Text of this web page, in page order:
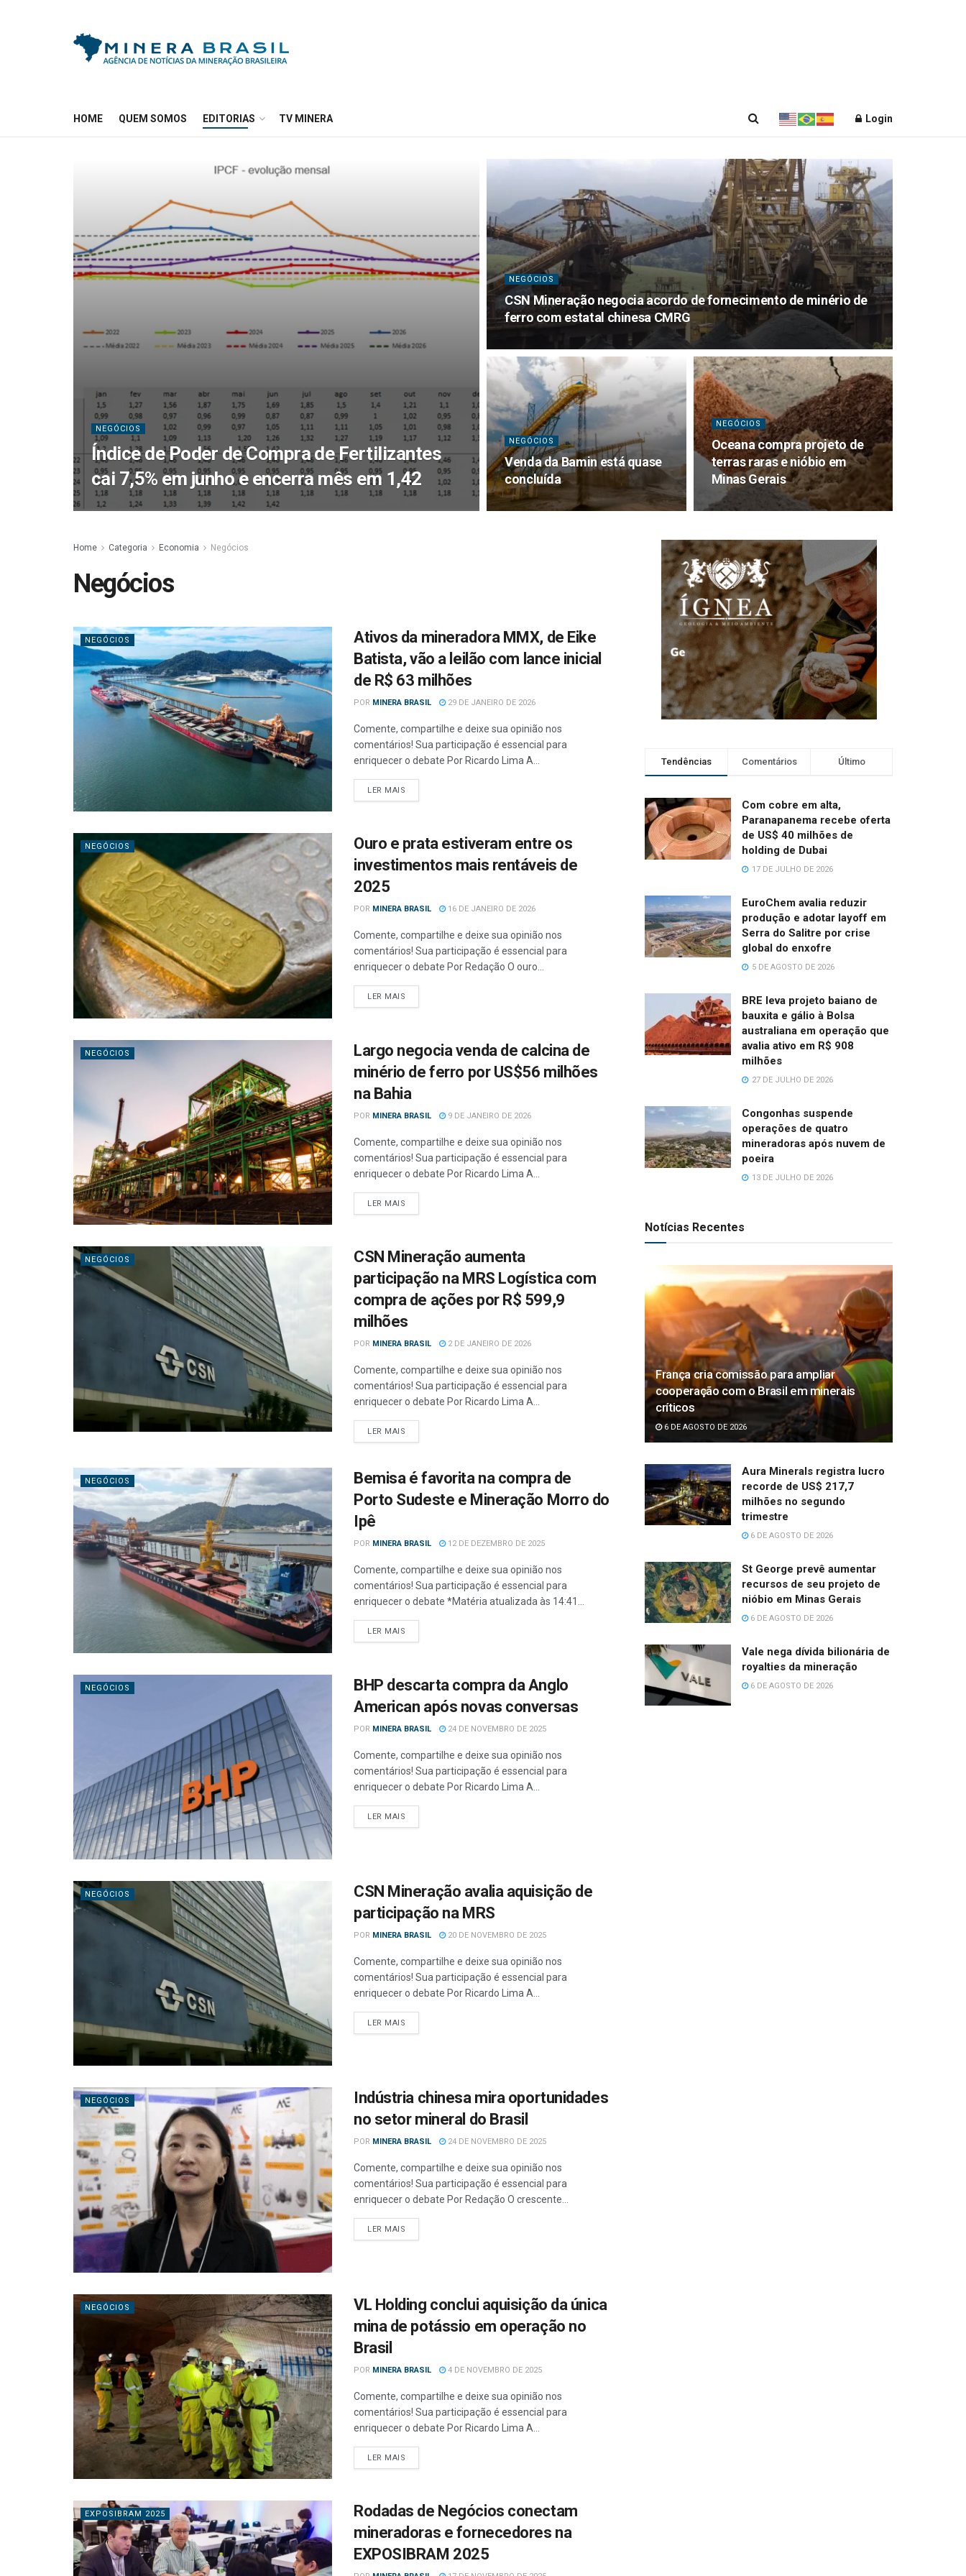
HOME QUEM SOMOS EDITORIAS TV MINERA Login
NEGÓCIOS
Índice de Poder de Compra de Fertilizantes
cai 7,5% em junho e encerra mês em 1,42
NEGÓCIOS
CSN Mineração negocia acordo de fornecimento de minério de
ferro com estatal chinesa CMRG
NEGÓCIOS
Venda da Bamin está quase
concluída
NEGÓCIOS
Oceana compra projeto de
terras raras e nióbio em
Minas Gerais
Home Categoria Economia Negócios
Negócios
NEGÓCIOS
Ativos da mineradora MMX, de Eike
Batista, vão a leilão com lance inicial
de R$ 63 milhões
POR MINERA BRASIL 29 DE JANEIRO DE 2026
Comente, compartilhe e deixe sua opinião nos
comentários! Sua participação é essencial para
enriquecer o debate Por Ricardo Lima A...
LER MAIS
NEGÓCIOS
Ouro e prata estiveram entre os
investimentos mais rentáveis de
2025
POR MINERA BRASIL 16 DE JANEIRO DE 2026
Comente, compartilhe e deixe sua opinião nos
comentários! Sua participação é essencial para
enriquecer o debate Por Redação O ouro...
LER MAIS
NEGÓCIOS
Largo negocia venda de calcina de
minério de ferro por US$56 milhões
na Bahia
POR MINERA BRASIL 9 DE JANEIRO DE 2026
Comente, compartilhe e deixe sua opinião nos
comentários! Sua participação é essencial para
enriquecer o debate Por Ricardo Lima A...
LER MAIS
NEGÓCIOS
CSN Mineração aumenta
participação na MRS Logística com
compra de ações por R$ 599,9
milhões
POR MINERA BRASIL 2 DE JANEIRO DE 2026
Comente, compartilhe e deixe sua opinião nos
comentários! Sua participação é essencial para
enriquecer o debate Por Ricardo Lima A...
LER MAIS
NEGÓCIOS
Bemisa é favorita na compra de
Porto Sudeste e Mineração Morro do
Ipê
POR MINERA BRASIL 12 DE DEZEMBRO DE 2025
Comente, compartilhe e deixe sua opinião nos
comentários! Sua participação é essencial para
enriquecer o debate *Matéria atualizada às 14:41...
LER MAIS
NEGÓCIOS
BHP descarta compra da Anglo
American após novas conversas
POR MINERA BRASIL 24 DE NOVEMBRO DE 2025
Comente, compartilhe e deixe sua opinião nos
comentários! Sua participação é essencial para
enriquecer o debate Por Ricardo Lima A...
LER MAIS
NEGÓCIOS
CSN Mineração avalia aquisição de
participação na MRS
POR MINERA BRASIL 20 DE NOVEMBRO DE 2025
Comente, compartilhe e deixe sua opinião nos
comentários! Sua participação é essencial para
enriquecer o debate Por Ricardo Lima A...
LER MAIS
NEGÓCIOS
Indústria chinesa mira oportunidades
no setor mineral do Brasil
POR MINERA BRASIL 24 DE NOVEMBRO DE 2025
Comente, compartilhe e deixe sua opinião nos
comentários! Sua participação é essencial para
enriquecer o debate Por Redação O crescente...
LER MAIS
NEGÓCIOS
VL Holding conclui aquisição da única
mina de potássio em operação no
Brasil
POR MINERA BRASIL 4 DE NOVEMBRO DE 2025
Comente, compartilhe e deixe sua opinião nos
comentários! Sua participação é essencial para
enriquecer o debate Por Ricardo Lima A...
LER MAIS
EXPOSIBRAM 2025
Rodadas de Negócios conectam
mineradoras e fornecedores na
EXPOSIBRAM 2025
Tendências Comentários Último
Com cobre em alta,
Paranapanema recebe oferta
de US$ 40 milhões de
holding de Dubai
17 DE JULHO DE 2026
EuroChem avalia reduzir
produção e adotar layoff em
Serra do Salitre por crise
global do enxofre
5 DE AGOSTO DE 2026
BRE leva projeto baiano de
bauxita e gálio à Bolsa
australiana em operação que
avalia ativo em R$ 908
milhões
27 DE JULHO DE 2026
Congonhas suspende
operações de quatro
mineradoras após nuvem de
poeira
13 DE JULHO DE 2026
Notícias Recentes
França cria comissão para ampliar
cooperação com o Brasil em minerais
críticos
6 DE AGOSTO DE 2026
Aura Minerals registra lucro
recorde de US$ 217,7
milhões no segundo
trimestre
6 DE AGOSTO DE 2026
St George prevê aumentar
recursos de seu projeto de
nióbio em Minas Gerais
6 DE AGOSTO DE 2026
Vale nega dívida bilionária de
royalties da mineração
6 DE AGOSTO DE 2026